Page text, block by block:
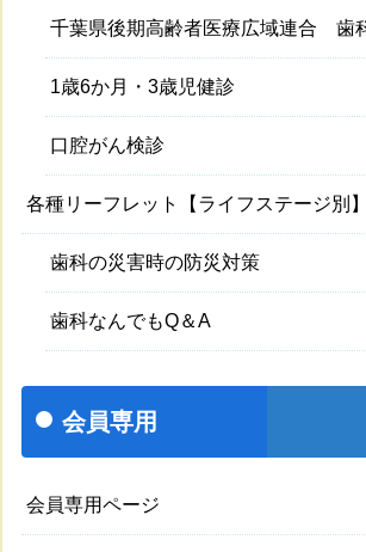
千葉県後期高齢者医療広域連合 歯
1歳6か月・3歳児健診
口腔がん検診
各種リーフレット【ライフステージ別】
歯科の災害時の防災対策
歯科なんでもQ＆A
会員専用
会員専用ページ